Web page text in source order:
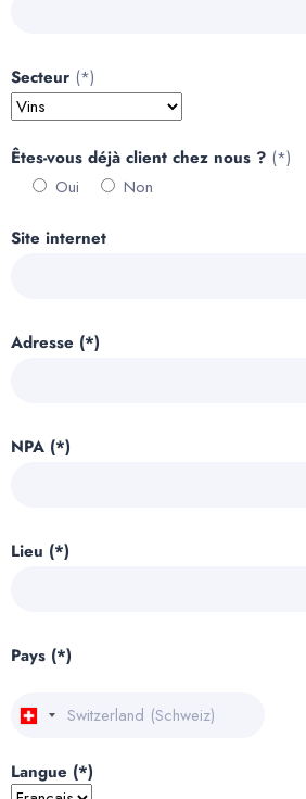
Secteur (*)
Êtes-vous déjà client chez nous ? (*)
Oui
Non
Site internet
Adresse (*)
NPA (*)
Lieu (*)
Pays (*)
Langue (*)